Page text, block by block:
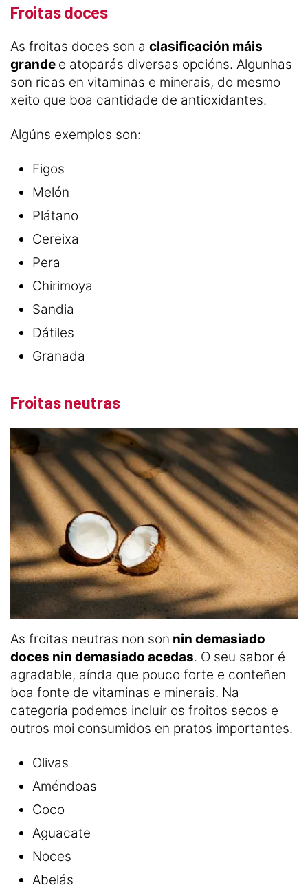
Froitas doces
As froitas doces son a clasificación máis
grande e atoparás diversas opcións. Algunhas
son ricas en vitaminas e minerais, do mesmo
xeito que boa cantidade de antioxidantes.
Algúns exemplos son:
Figos
Melón
Plátano
Cereixa
Pera
Chirimoya
Sandia
Dátiles
Granada
Froitas neutras
As froitas neutras non son nin demasiado
doces nin demasiado acedas. O seu sabor é
agradable, aínda que pouco forte e conteñen
boa fonte de vitaminas e minerais. Na
categoría podemos incluír os froitos secos e
outros moi consumidos en pratos importantes.
Olivas
Améndoas
Coco
Aguacate
Noces
Abelás